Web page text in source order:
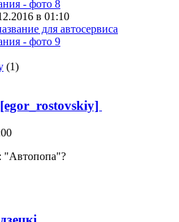
в 01:10
(1)
"Автопопа"?